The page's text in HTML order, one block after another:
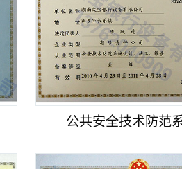
公共安全技术防范